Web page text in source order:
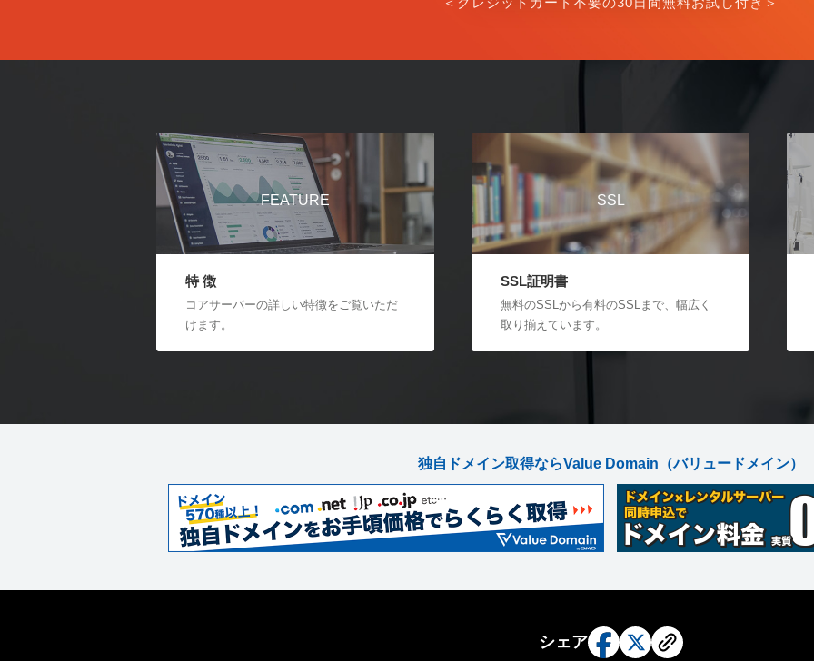
FEATURE
特 徴
コアサーバーの詳しい特徴をご覧いただ
けます。
SSL
SSL証明書
無料のSSLから有料のSSLまで、幅広く
取り揃えています。
独自ドメイン取得ならValue Domain （バリュードメイン）
シェア